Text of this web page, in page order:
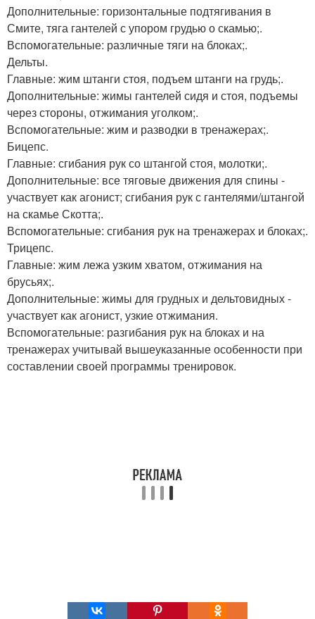
Дополнительные: горизонтальные подтягивания в
Смите, тяга гантелей с упором грудью о скамью;.
Вспомогательные: различные тяги на блоках;.
Дельты.
Главные: жим штанги стоя, подъем штанги на грудь;.
Дополнительные: жимы гантелей сидя и стоя, подъемы
через стороны, отжимания уголком;.
Вспомогательные: жим и разводки в тренажерах;.
Бицепс.
Главные: сгибания рук со штангой стоя, молотки;.
Дополнительные: все тяговые движения для спины -
участвует как агонист; сгибания рук с гантелями/штангой
на скамье Скотта;.
Вспомогательные: сгибания рук на тренажерах и блоках;.
Трицепс.
Главные: жим лежа узким хватом, отжимания на
брусьях;.
Дополнительные: жимы для грудных и дельтовидных -
участвует как агонист, узкие отжимания.
Вспомогательные: разгибания рук на блоках и на
тренажерах учитывай вышеуказанные особенности при
составлении своей программы тренировок.